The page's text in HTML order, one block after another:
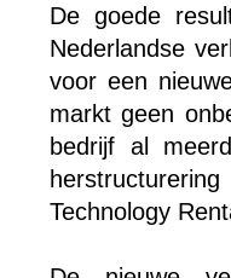
De goede
Nederlandse
voor een
markt geen
bedrijf al
Technology